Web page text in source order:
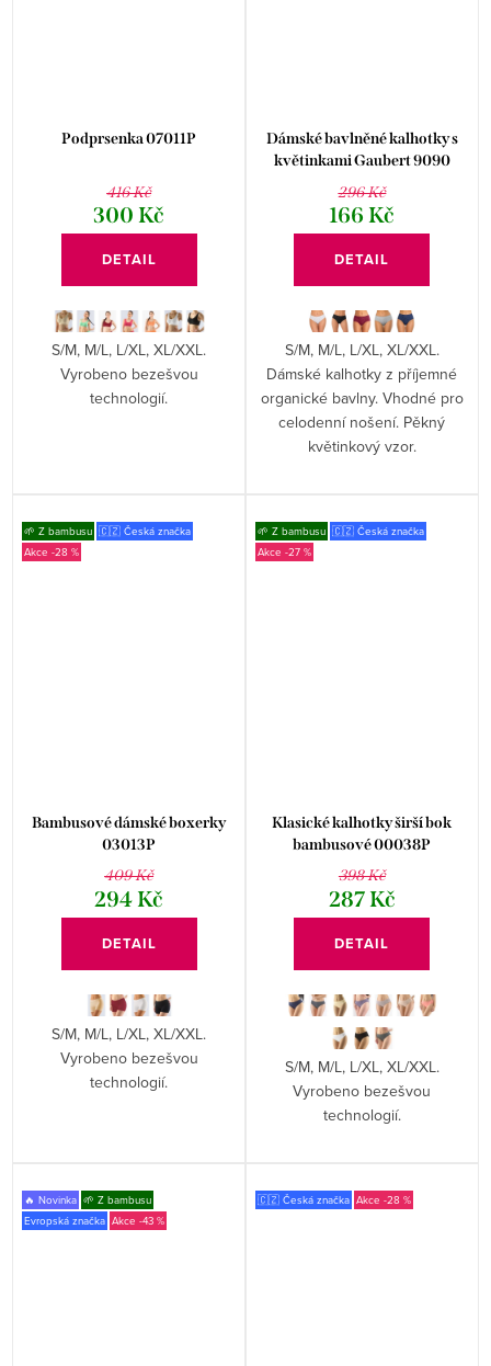
Podprsenka 07011P
416 Kč
300 Kč
DETAIL
S/M, M/L, L/XL, XL/XXL.
Vyrobeno bezešvou
technologií.
Dámské bavlněné kalhotky s
květinkami Gaubert 9090
296 Kč
166 Kč
DETAIL
S/M, M/L, L/XL, XL/XXL.
Dámské kalhotky z příjemné
organické bavlny. Vhodné pro
celodenní nošení. Pěkný
květinkový vzor.
🌱 Z bambusu 🇨🇿 Česká značka
-28 %
Bambusové dámské boxerky
03013P
409 Kč
294 Kč
DETAIL
S/M, M/L, L/XL, XL/XXL.
Vyrobeno bezešvou
technologií.
🌱 Z bambusu 🇨🇿 Česká značka
-27 %
Klasické kalhotky širší bok
bambusové 00038P
398 Kč
287 Kč
DETAIL
S/M, M/L, L/XL, XL/XXL.
Vyrobeno bezešvou
technologií.
🔥 Novinka 🌱 Z bambusu
Evropská značka
-43 %
🇨🇿 Česká značka -28 %